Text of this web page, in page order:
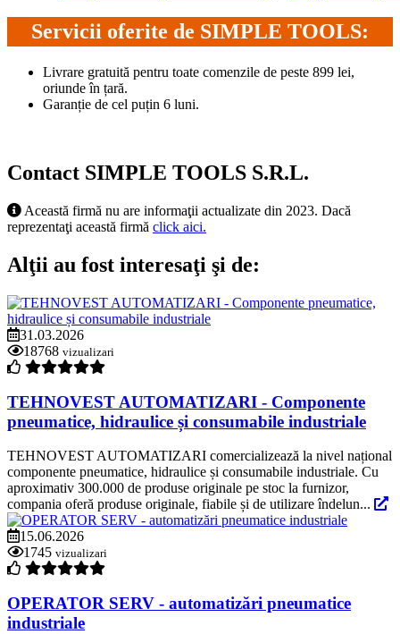
Servicii oferite de SIMPLE TOOLS:
Livrare gratuită pentru toate comenzile de peste 899 lei,
oriunde în țară.
Garanție de cel puțin 6 luni.
Contact SIMPLE TOOLS S.R.L.
Această firmă nu are informaţii actualizate din 2023. Dacă
reprezentaţi această firmă click aici.
Alţii au fost interesaţi şi de:
31.03.2026
18768 vizualizari
TEHNOVEST AUTOMATIZARI - Componente
pneumatice, hidraulice și consumabile industriale
TEHNOVEST AUTOMATIZARI comercializează la nivel național
componente pneumatice, hidraulice și consumabile industriale. Cu
aproximativ 300.000 de produse originale pe stoc la furnizor,
compania oferă produse originale, fiabile și de utilizare îndelun...
15.06.2026
1745 vizualizari
OPERATOR SERV - automatizări pneumatice
industriale